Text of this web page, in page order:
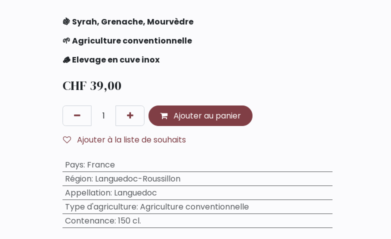
🍇 Syrah, Grenache, Mourvèdre
🌱 Agriculture conventionnelle
🪵 Elevage en cuve inox
CHF 39,00
Ajouter au panier
Ajouter à la liste de souhaits
Pays: France
Région: Languedoc-Roussillon
Appellation: Languedoc
Type d'agriculture: Agriculture conventionnelle
Contenance: 150 cl.